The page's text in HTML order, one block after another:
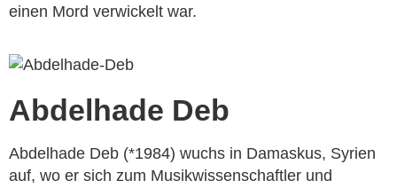
einen Mord verwickelt war.
Abdelhade Deb
Abdelhade Deb (*1984) wuchs in Damaskus, Syrien
auf, wo er sich zum Musikwissenschaftler und